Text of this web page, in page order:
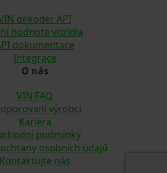
dekóder API
hodnota vozidla
dokumentace
Integrace
O nás
VIN FAQ
výrobci
Kariéra
podmínky
osobních údajů
Kontaktujte nás